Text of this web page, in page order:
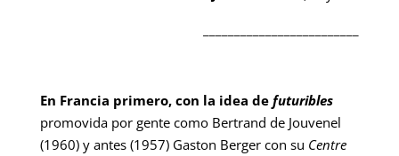
En Francia primero, con la idea de futuribles
promovida por gente como Bertrand de Jouvenel
(1960) y antes (1957) Gaston Berger con su Centre